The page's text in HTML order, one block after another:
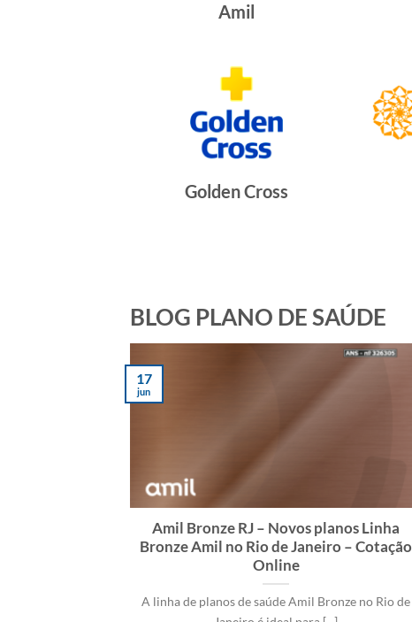
Amil
Golden Cross
BLOG PLANO DE SAÚDE
Amil Bronze RJ – Novos planos Linha
Bronze Amil no Rio de Janeiro – Cotação
Online
A linha de planos de saúde Amil Bronze no Rio de
17
jun